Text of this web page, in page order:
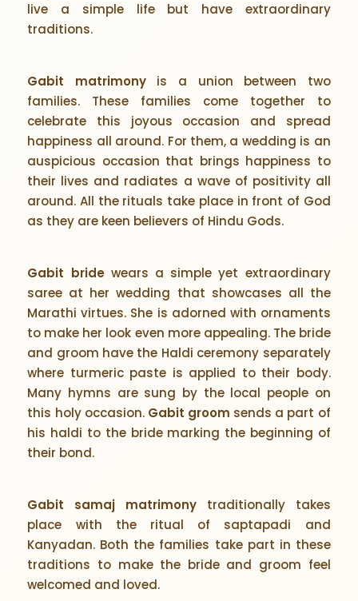
live a simple life but have extraordinary
traditions.
Gabit matrimonyis a union between two
families. These families come together to
celebrate this joyous occasion and spread
happiness all around. For them, a wedding is an
auspicious occasion that brings happiness to
their lives and radiates a wave of positivity all
around. All the rituals take place in front of God
as they are keen believers of Hindu Gods.
Gabit bridewears a simple yet extraordinary
saree at her wedding that showcases all the
Marathi virtues. She is adorned with ornaments
to make her look even more appealing. The bride
and groom have the Haldi ceremony separately
where turmeric paste is applied to their body.
Many hymns are sung by the local people on
this holy occasion. Gabit groom sends a part of
his haldi to the bride marking the beginning of
their bond.
Gabit samaj matrimony traditionally takes
place with the ritual of saptapadi and
Kanyadan. Both the families take part in these
traditions to make the bride and groom feel
welcomed and loved.